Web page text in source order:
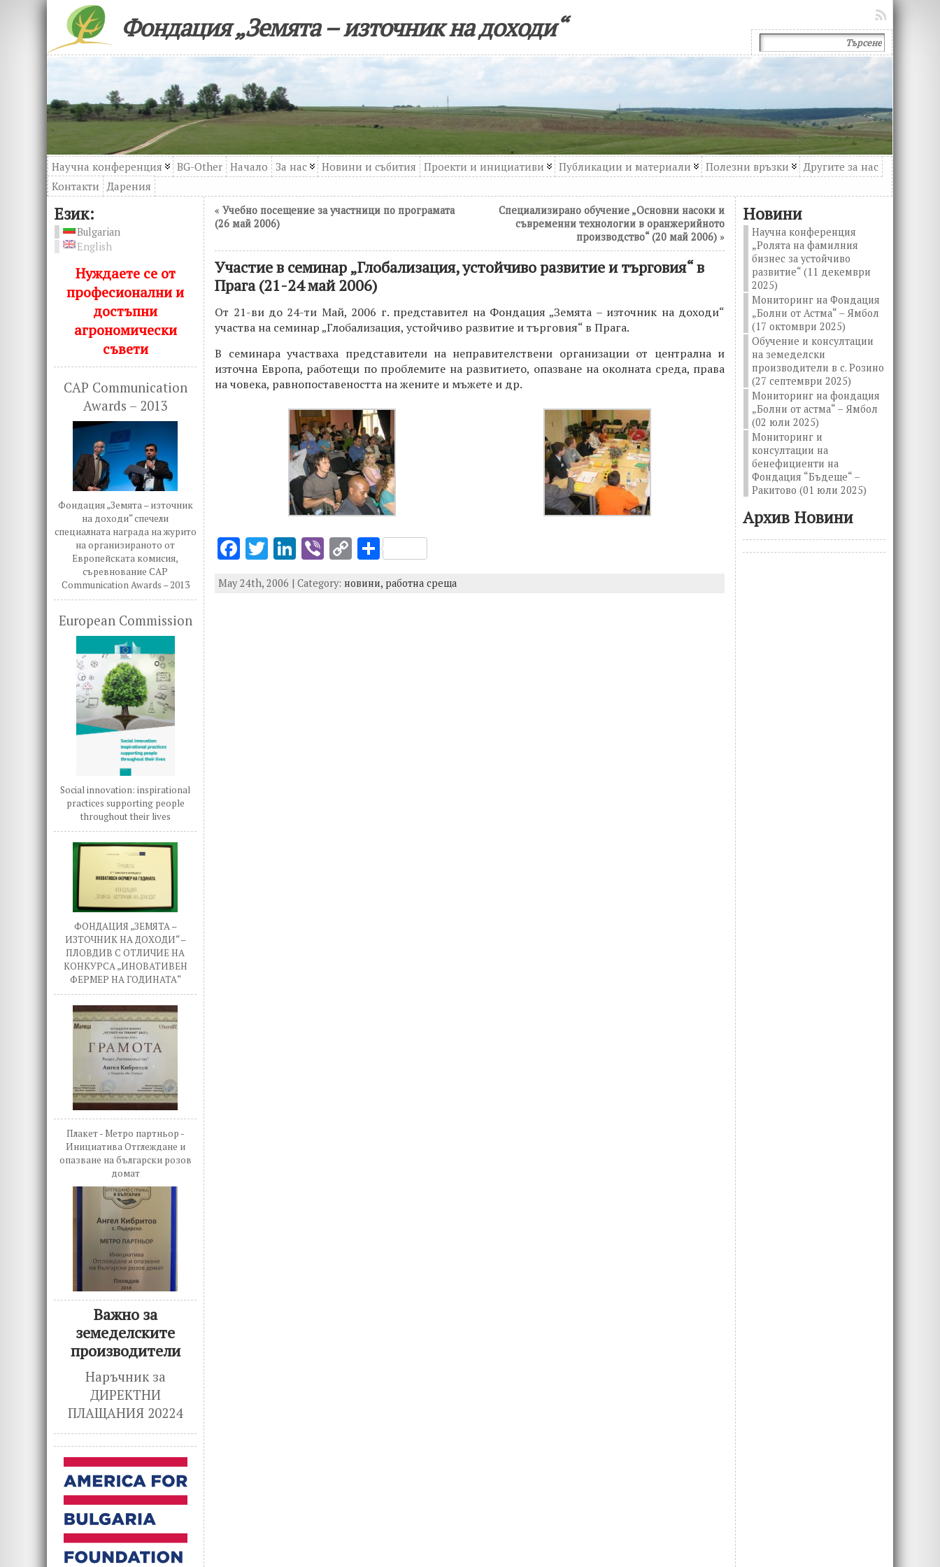
Фондация „Земята – източник на доходи“
Научна конференция BG-Other Начало За нас Новини и събития Проекти и инициативи Публикации и материали Полезни връзки
Другите за нас
Контакти
Дарения
Език:
Bulgarian
English
Нуждаете се от
професионални и
достъпни
агрономически
съвети
CAP Communication
Awards – 2013
Фондация „Земята – източник
на доходи“ спечели
специалната награда на журито
на организираното от
Европейската комисия,
съревнование CAP
Communication Awards – 2013
European Commission
Social innovation: inspirational
practices supporting people
throughout their lives
ФОНДАЦИЯ „ЗЕМЯТА –
ИЗТОЧНИК НА ДОХОДИ“ –
ПЛОВДИВ С ОТЛИЧИЕ НА
КОНКУРСА „ИНОВАТИВЕН
ФЕРМЕР НА ГОДИНАТА“
Плакет - Метро партньор -
Инициатива Отглеждане и
опазване на български розов
домат
Важно за
земеделските
производители
Наръчник за
ДИРЕКТНИ
ПЛАЩАНИЯ 20224
«Учебно посещение за участници по програмата
(26 май 2006)
Специализирано обучение „Основни насоки и
съвременни технологии в оранжерийното
производство“ (20 май 2006) »
Участие в семинар „Глобализация, устойчиво развитие и търговия“ в
Прага (21-24 май 2006)
От 21-ви до 24-ти Май, 2006 г. представител на Фондация „Земята – източник на доходи“
участва на семинар „Глобализация, устойчиво развитие и търговия“ в Прага.
В семинара участваха представители на неправителствени организации от централна и
източна Европа, работещи по проблемите на развитието, опазване на околната среда, права
на човека, равнопоставеността на жените и мъжете и др.
F
ac
e
T
it
Li
k
Vi
er
C
p
S
ar
May 24th, 2006 | Category:новини, работна среща
Новини
Научна конференция
„Ролята на фамилния
бизнес за устойчиво
развитие“ (11 декември
2025)
Мониторинг на Фондация
„Болни от Астма“ – Ямбол
(17 октомври 2025)
Обучение и консултации
на земеделски
производители в с. Розино
(27 септември 2025)
Мониторинг на фондация
„Болни от астма“ – Ямбол
(02 юли 2025)
Мониторинг и
консултации на
бенефициенти на
Фондация “Бъдеще“ –
Ракитово (01 юли 2025)
Архив Новини